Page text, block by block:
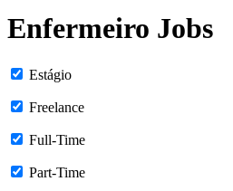
Enfermeiro Jobs
Estágio
Freelance
Full-Time
Part-Time